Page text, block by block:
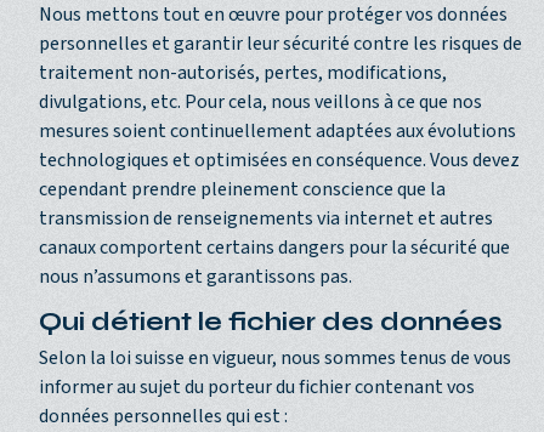
Nous mettons tout en œuvre pour protéger vos données
personnelles et garantir leur sécurité contre les risques de
traitement non-autorisés, pertes, modifications,
divulgations, etc. Pour cela, nous veillons à ce que nos
mesures soient continuellement adaptées aux évolutions
technologiques et optimisées en conséquence. Vous devez
cependant prendre pleinement conscience que la
transmission de renseignements via internet et autres
canaux comportent certains dangers pour la sécurité que
nous n’assumons et garantissons pas.
Qui détient le fichier des données
Selon la loi suisse en vigueur, nous sommes tenus de vous
informer au sujet du porteur du fichier contenant vos
données personnelles qui est :